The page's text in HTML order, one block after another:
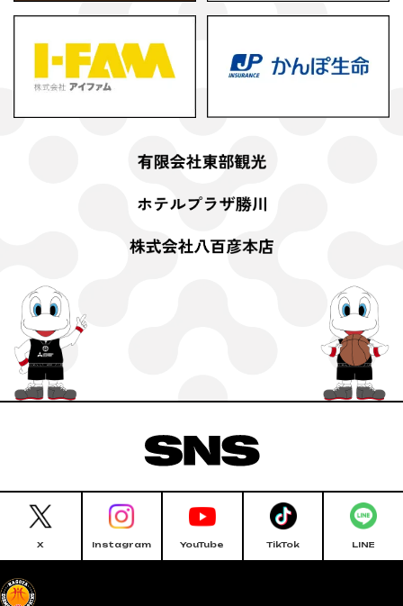
X Instagram YouTube TikTok LINE